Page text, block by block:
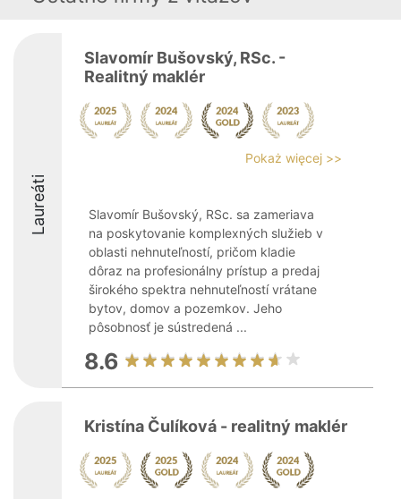
Laureáti
Slavomír Bušovský, RSc. -
Realitný maklér
Pokaż więcej >>
Slavomír Bušovský, RSc. sa zameriava
na poskytovanie komplexných služieb v
oblasti nehnuteľností, pričom kladie
dôraz na profesionálny prístup a predaj
širokého spektra nehnuteľností vrátane
bytov, domov a pozemkov. Jeho
pôsobnosť je sústredená ...
8.6
Kristína Čulíková - realitný maklér